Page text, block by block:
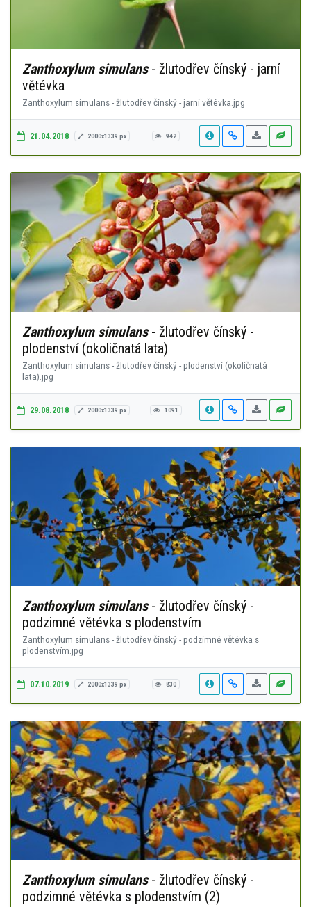
Zanthoxylum simulans- žlutodřev čínský - jarní
větévka
Zanthoxylum simulans - žlutodřev čínský - jarní větévka.jpg
21.04.2018 2000x1339 px 942
Zanthoxylum simulans- žlutodřev čínský -
plodenství (okoličnatá lata)
Zanthoxylum simulans - žlutodřev čínský - plodenství (okoličnatá
lata).jpg
29.08.2018 2000x1339 px 1091
Zanthoxylum simulans- žlutodřev čínský -
podzimné větévka s plodenstvím
Zanthoxylum simulans - žlutodřev čínský - podzimné větévka s
plodenstvím.jpg
07.10.2019 2000x1339 px 830
Zanthoxylum simulans- žlutodřev čínský -
podzimné větévka s plodenstvím (2)